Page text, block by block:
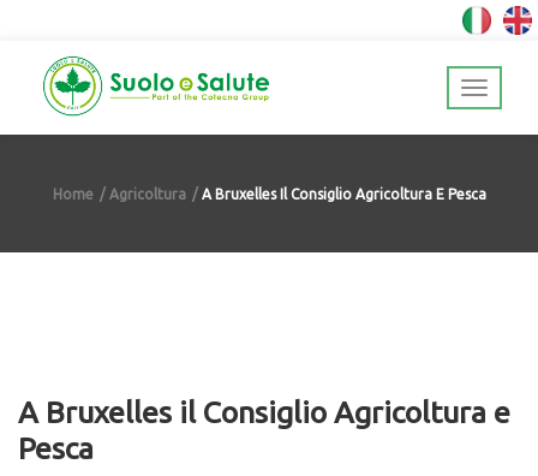
Home Agricoltura A Bruxelles Il Consiglio Agricoltura E Pesca
A Bruxelles il Consiglio Agricoltura e
Pesca